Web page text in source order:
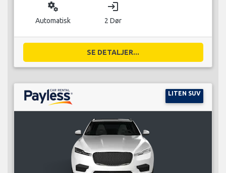
miscellaneous_services
Automatisk
login
2 Dør
SE DETALJER...
LITEN SUV